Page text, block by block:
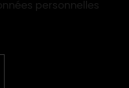
personnelles